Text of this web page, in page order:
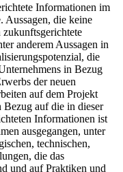
Informationen im
Aussagen, die keine
zukunftsgerichtete
anderem Aussagen in
die
in Bezug
der neuen
auf dem Projekt
auf die in dieser
Informationen ist
ausgegangen, unter
technischen,
die das
und auf Praktiken und